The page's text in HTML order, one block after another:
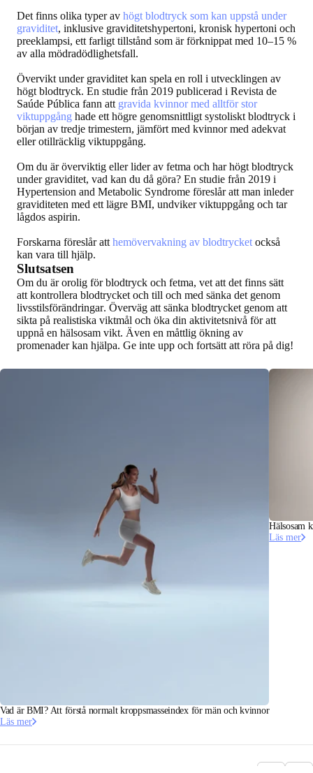
Det finns olika typer av högt blodtryck som kan uppstå under
graviditet, inklusive graviditetshypertoni, kronisk hypertoni och
preeklampsi, ett farligt tillstånd som är förknippat med 10–15 %
av alla mödradödlighetsfall.
Övervikt under graviditet kan spela en roll i utvecklingen av
högt blodtryck. En studie från 2019 publicerad i Revista de
Saúde Pública fann att gravida kvinnor med alltför stor
viktuppgång hade ett högre genomsnittligt systoliskt blodtryck i
början av tredje trimestern, jämfört med kvinnor med adekvat
eller otillräcklig viktuppgång.
Om du är överviktig eller lider av fetma och har högt blodtryck
under graviditet, vad kan du då göra? En studie från 2019 i
Hypertension and Metabolic Syndrome föreslår att man inleder
graviditeten med ett lägre BMI, undviker viktuppgång och tar
lågdos aspirin.
Forskarna föreslår att hemövervakning av blodtrycket också
kan vara till hjälp.
Slutsatsen
Om du är orolig för blodtryck och fetma, vet att det finns sätt
att kontrollera blodtrycket och till och med sänka det genom
livsstilsförändringar. Överväg att sänka blodtrycket genom att
sikta på realistiska viktmål och öka din aktivitetsnivå för att
uppnå en hälsosam vikt. Även en måttlig ökning av
promenader kan hjälpa. Ge inte upp och fortsätt att röra på dig!
Vad är BMI? Att förstå normalt kroppsmasseindex för män och kvinnor
Läs mer
Hälsosam
Läs mer